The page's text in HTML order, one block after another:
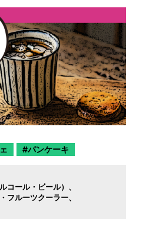
パンケーキ
コール・ビール）
フルーツクーラー